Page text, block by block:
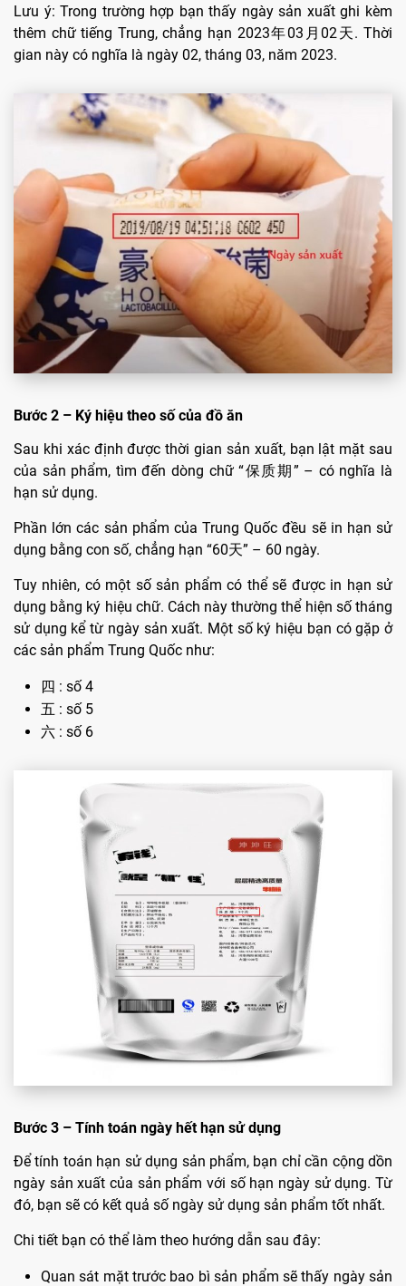
Lưu ý: Trong trường hợp bạn thấy ngày sản xuất ghi kèm
thêm chữ tiếng Trung, chẳng hạn 2023年03月02天. Thời
gian này có nghĩa là ngày 02, tháng 03, năm 2023.
Bước 2 – Ký hiệu theo số của đồ ăn
Sau khi xác định được thời gian sản xuất, bạn lật mặt sau
của sản phẩm, tìm đến dòng chữ “保质期” – có nghĩa là
hạn sử dụng.
Phần lớn các sản phẩm của Trung Quốc đều sẽ in hạn sử
dụng bằng con số, chẳng hạn “60天” – 60 ngày.
Tuy nhiên, có một số sản phẩm có thể sẽ được in hạn sử
dụng bằng ký hiệu chữ. Cách này thường thể hiện số tháng
sử dụng kể từ ngày sản xuất. Một số ký hiệu bạn có gặp ở
các sản phẩm Trung Quốc như:
四 : số 4
五 : số 5
六 : số 6
Bước 3 – Tính toán ngày hết hạn sử dụng
Để tính toán hạn sử dụng sản phẩm, bạn chỉ cần cộng dồn
ngày sản xuất của sản phẩm với số hạn ngày sử dụng. Từ
đó, bạn sẽ có kết quả số ngày sử dụng sản phẩm tốt nhất.
Chi tiết bạn có thể làm theo hướng dẫn sau đây:
Quan sát mặt trước bao bì sản phẩm sẽ thấy ngày sản